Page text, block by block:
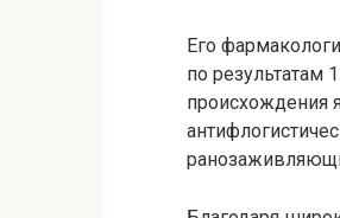
Его
по результатам
происхождения